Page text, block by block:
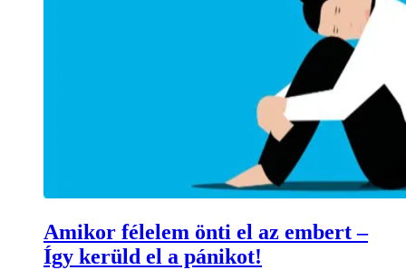
Amikor félelem önti el az embert –
Így kerüld el a pánikot!